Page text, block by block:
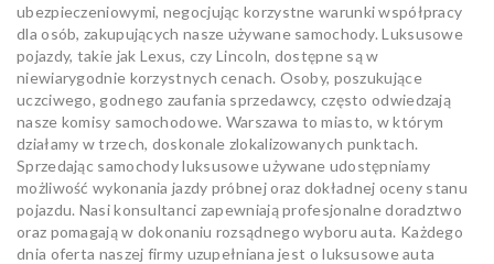
ubezpieczeniowymi, negocjując korzystne warunki współpracy
dla osób, zakupujących nasze używane samochody. Luksusowe
pojazdy, takie jak Lexus, czy Lincoln, dostępne są w
niewiarygodnie korzystnych cenach. Osoby, poszukujące
uczciwego, godnego zaufania sprzedawcy, często odwiedzają
nasze komisy samochodowe. Warszawa to miasto, w którym
działamy w trzech, doskonale zlokalizowanych punktach.
Sprzedając samochody luksusowe używane udostępniamy
możliwość wykonania jazdy próbnej oraz dokładnej oceny stanu
pojazdu. Nasi konsultanci zapewniają profesjonalne doradztwo
oraz pomagają w dokonaniu rozsądnego wyboru auta. Każdego
dnia oferta naszej firmy uzupełniana jest o luksusowe auta